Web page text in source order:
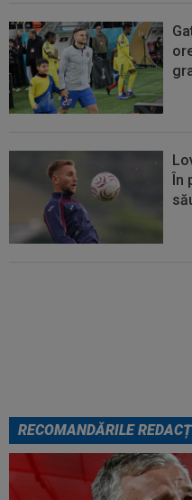
În
RECOMANDĂRILE